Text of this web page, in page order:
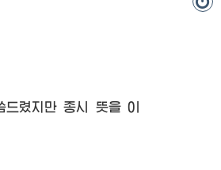
렸지만 종시 뜻을 이